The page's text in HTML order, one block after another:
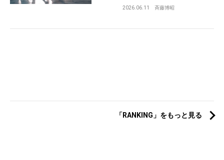
2026.06.11 斉藤博昭
「RANKING」をもっと見る